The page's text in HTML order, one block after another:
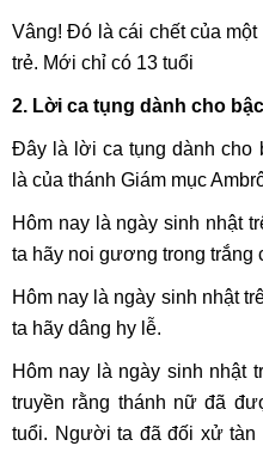
Vâng! Đó là cái chết của
trẻ. Mới chỉ có 13 tuổi
2. Lời ca tụng dành cho
Đây là lời ca tụng dành cho
là của thánh Giám mục
Hôm nay là ngày sinh nhật
ta hãy noi gương trong trắng
Hôm nay là ngày sinh nhật
ta hãy dâng hy lễ.
Hôm nay là ngày sinh nhật
truyền rằng thánh nữ đã
tuổi. Người ta đã đối xử